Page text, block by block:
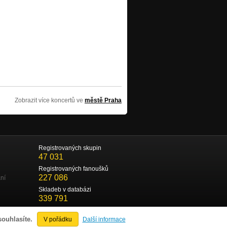
V pořádku Další informace
Zobrazit více koncertů ve městě Praha
Registrovaných skupin
47 031
Registrovaných fanoušků
227 086
Skladeb v databázi
339 791